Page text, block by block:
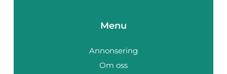
Menu
Annonsering
Om oss